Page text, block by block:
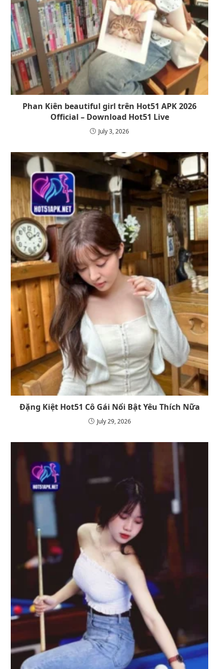
Phan Kiên beautiful girl trên Hot51 APK 2026
Official – Download Hot51 Live
July 3, 2026
Đặng Kiệt Hot51 Cô Gái Nổi Bật Yêu Thích Nữa
July 29, 2026